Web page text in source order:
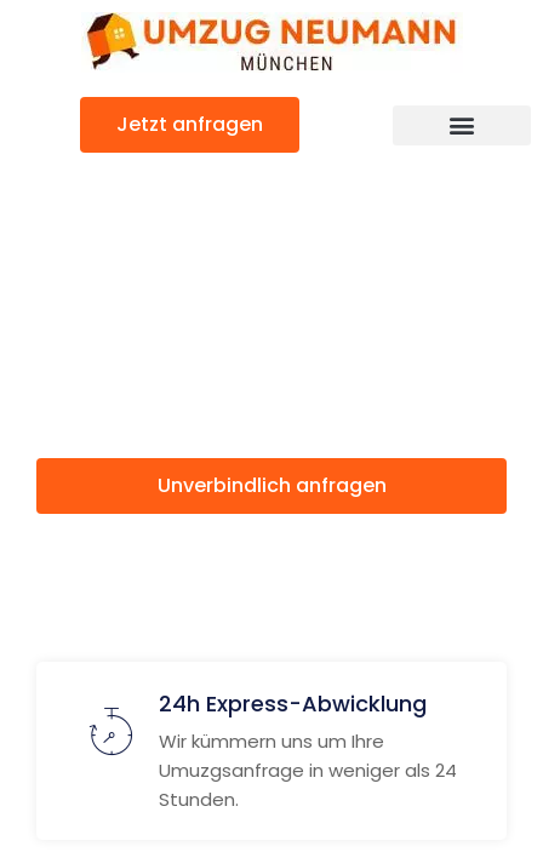
Jetzt anfragen
Unverbindlich anfragen
24h Express-Abwicklung
Wir kümmern uns um Ihre
Umuzgsanfrage in weniger als 24
Stunden.